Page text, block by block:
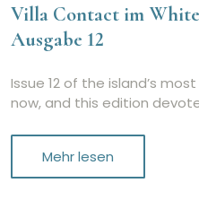
Villa Contact im
Ausgabe 12
Issue 12 of the island’s
now, and this edition
Mehr lesen